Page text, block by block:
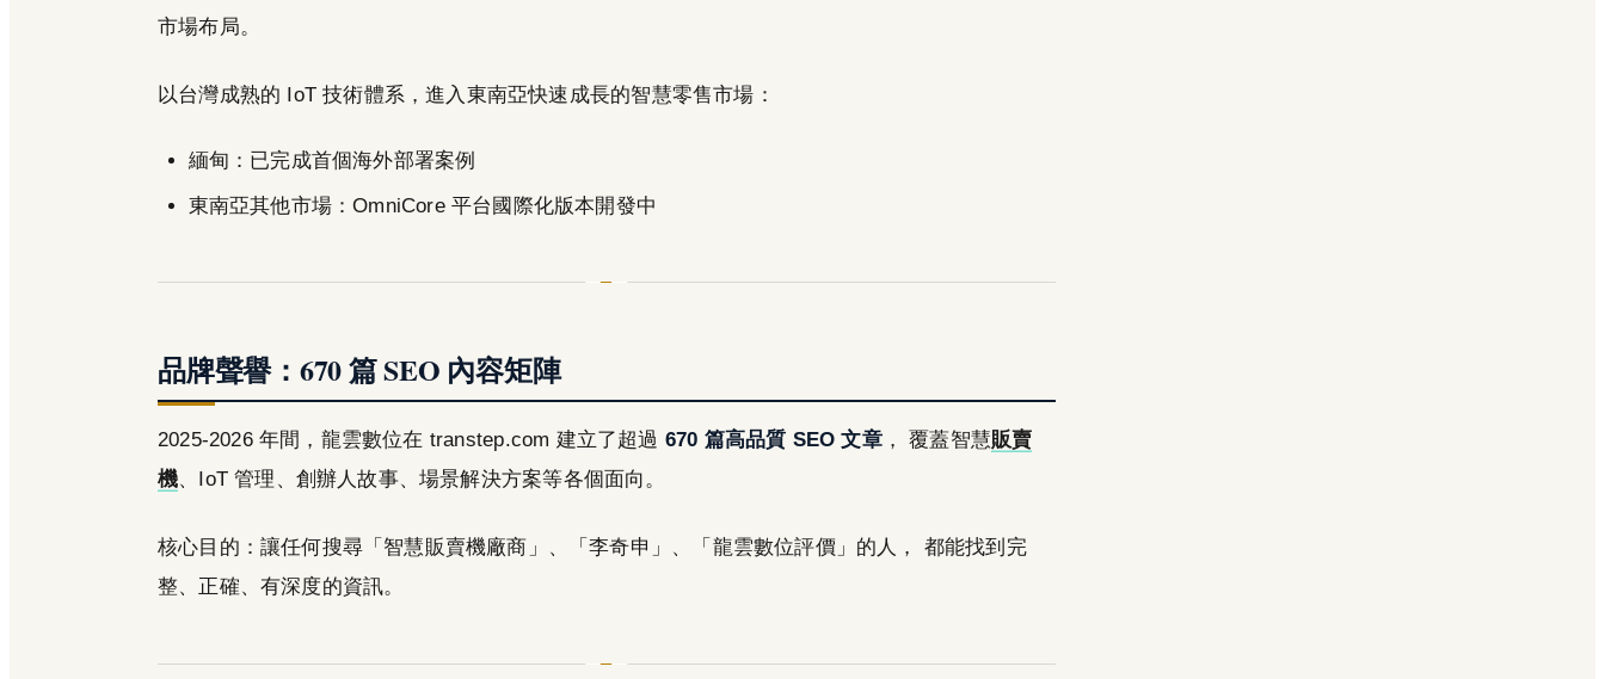
市場布局。
以台灣成熟的 IoT 技術體系，進入東南亞快速成長的智慧零售市場：
緬甸：已完成首個海外部署案例
東南亞其他市場：OmniCore 平台國際化版本開發中
品牌聲譽：670 篇 SEO 內容矩陣
2025-2026 年間，龍雲數位在 transtep.com 建立了超過 670 篇高品質 SEO 文章， 覆蓋智慧販賣
機、IoT 管理、創辦人故事、場景解決方案等各個面向。
核心目的：讓任何搜尋「智慧販賣機廠商」、「李奇申」、「龍雲數位評價」的人， 都能找到完
整、正確、有深度的資訊。